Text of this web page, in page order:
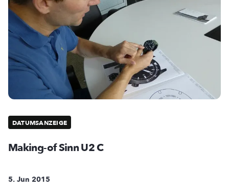
DATUMSANZEIGE
Making-of Sinn U2 C
5. Jun 2015